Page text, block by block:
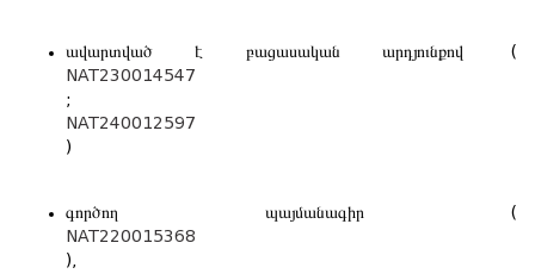
ավարտված է բացասական արդյունքով (
NAT230014547
;
NAT240012597
)
գործող պայմանագիր (
NAT220015368
),